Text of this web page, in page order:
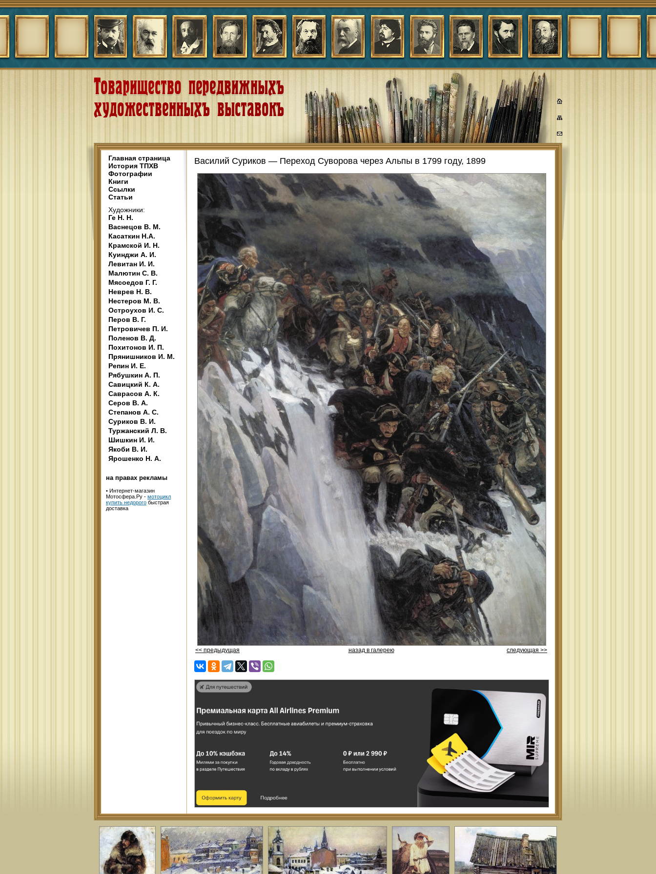
Главная страница
История ТПХВ
Фотографии
Книги
Ссылки
Статьи
Художники:
Ге Н. Н.
Васнецов В. М.
Касаткин Н.А.
Крамской И. Н.
Куинджи А. И.
Левитан И. И.
Малютин С. В.
Мясоедов Г. Г.
Неврев Н. В.
Нестеров М. В.
Остроухов И. С.
Перов В. Г.
Петровичев П. И.
Поленов В. Д.
Похитонов И. П.
Прянишников И. М.
Репин И. Е.
Рябушкин А. П.
Савицкий К. А.
Саврасов А. К.
Серов В. А.
Степанов А. С.
Суриков В. И.
Туржанский Л. В.
Шишкин И. И.
Якоби В. И.
Ярошенко Н. А.
на правах рекламы
• Интернет-магазин
Мотосфера.Ру - мотоцикл
купить недорого быстрая
доставка
Василий Суриков — Переход Суворова через Альпы в 1799 году, 1899
<< предыдущая назад в галерею следующая >>